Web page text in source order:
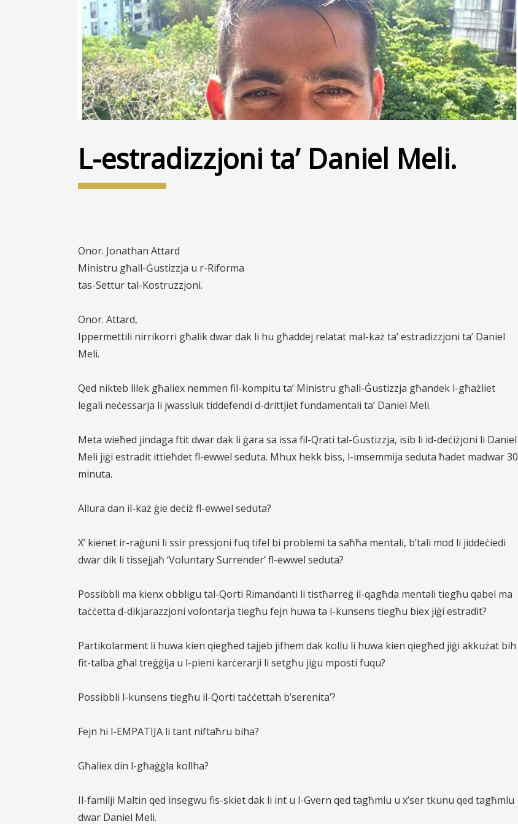
L-estradizzjoni ta’ Daniel Meli.
Onor. Jonathan Attard
Ministru għall-Ġustizzja u r-Riforma
tas-Settur tal-Kostruzzjoni.
Onor. Attard,
Ippermettili nirrikorri għalik dwar dak li hu għaddej relatat mal-każ ta’ estradizzjoni ta’ Daniel
Meli.
Qed nikteb lilek għaliex nemmen fil-kompitu ta’ Ministru għall-Ġustizzja għandek l-għażliet
legali neċessarja li jwassluk tiddefendi d-drittjiet fundamentali ta’ Daniel Meli.
Meta wieħed jindaga ftit dwar dak li ġara sa issa fil-Qrati tal-Ġustizzja, isib li id-deċiżjoni li Daniel
Meli jiġi estradit ittieħdet fl-ewwel seduta. Mhux hekk biss, l-imsemmija seduta ħadet madwar 30
minuta.
Allura dan il-każ ġie deċiż fl-ewwel seduta?
X’ kienet ir-raġuni li ssir pressjoni fuq tifel bi problemi ta saħħa mentali, b’tali mod li jiddeċiedi
dwar dik li tissejjaħ ‘Voluntary Surrender’ fl-ewwel seduta?
Possibbli ma kienx obbligu tal-Qorti Rimandanti li tistħarreġ il-qagħda mentali tiegħu qabel ma
taċċetta d-dikjarazzjoni volontarja tiegħu fejn huwa ta l-kunsens tiegħu biex jiġi estradit?
Partikolarment li huwa kien qiegħed tajjeb jifhem dak kollu li huwa kien qiegħed jiġi akkużat bih
fit-talba għal treġġija u l-pieni karċerarji li setgħu jiġu mposti fuqu?
Possibbli l-kunsens tiegħu il-Qorti taċċettah b’serenita’?
Fejn hi l-EMPATIJA li tant niftaħru biha?
Għaliex din l-għaġġla kollha?
Il-familji Maltin qed insegwu fis-skiet dak li int u l-Gvern qed tagħmlu u x’ser tkunu qed tagħmlu
dwar Daniel Meli.